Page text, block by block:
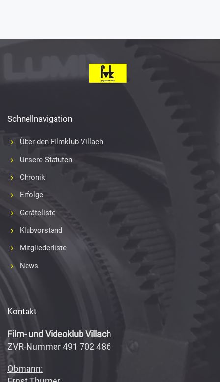
Schnellnavigation
Über den Filmklub Villach
Unsere Statuten
Chronik
Erfolge
Geräteliste
Klubvorstand
Mitgliederliste
News
Kontakt
Film- und Videoklub Villach
ZVR-Nummer 491 702 486
Obmann: